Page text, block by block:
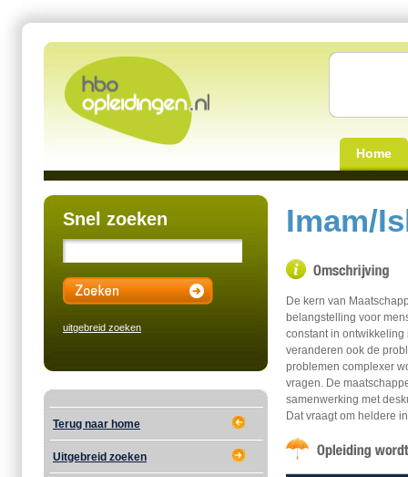
Home
Snel zoeken
uitgebreid zoeken
Terug naar home
Uitgebreid zoeken
Imam/
De kern van
belangstelling voor
constant in
veranderen ook de
problemen complexer
vragen. De
samenwerking met
Dat vraagt om heldere